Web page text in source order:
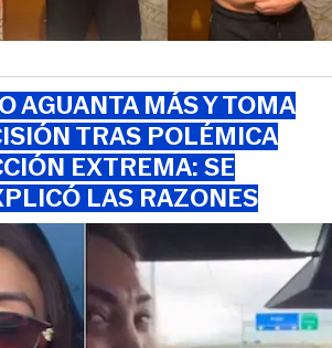
AGUANTA MÁS Y TOMA
TRAS POLÉMICA
EXTREMA: SE
LAS RAZONES